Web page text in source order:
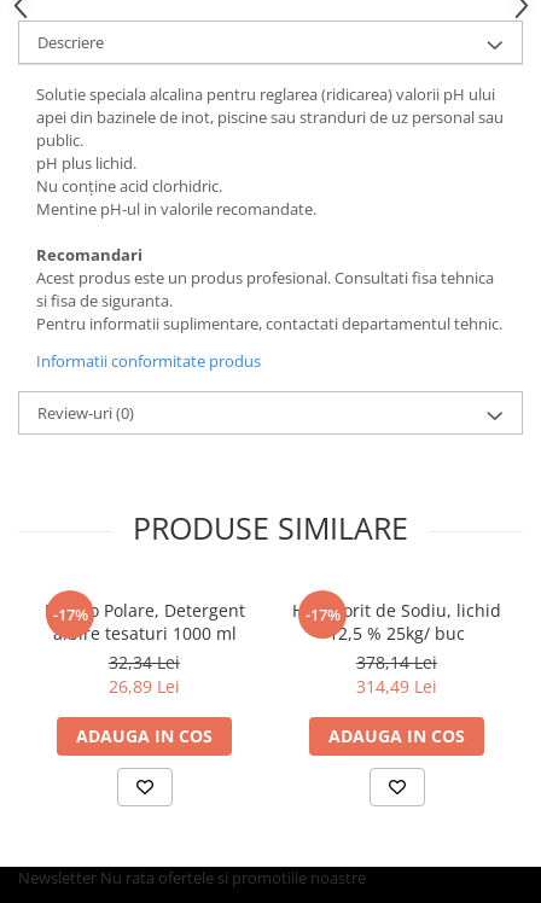
Consumabile
Catering
Servetele
Hartie Copt
Hartie Impachetat
Naproane
Port Tacam
Sacose
Articole din Lemn
Tacamuri
Articole din Plastic PET
Caserole
Articole din Trestie de Zahar
Saci Menajeri
Articole din Carton Alb
Tavite
Articole din Carton Kraft Natur
Pahare
Descriere
Solutie speciala alcalina pentru reglarea (ridicarea) valorii pH ului
apei din bazinele de inot, piscine sau stranduri de uz personal sau
public.
pH plus lichid.
Nu conţine acid clorhidric.
Mentine pH-ul in valorile recomandate.
Recomandari
Acest produs este un produs profesional. Consultati fisa tehnica
si fisa de siguranta.
Pentru informatii suplimentare, contactati departamentul tehnic.
Informatii conformitate produs
Review-uri(0)
PRODUSE SIMILARE
-17%
Bianco Polare, Detergent
albire tesaturi 1000 ml
32,34 Lei
26,89 Lei
ADAUGA IN COS
-17%
Hipoclorit de Sodiu, lichid
12,5 % 25kg/ buc
378,14 Lei
314,49 Lei
ADAUGA IN COS
Newsletter Nu rata ofertele si promotiile noastre